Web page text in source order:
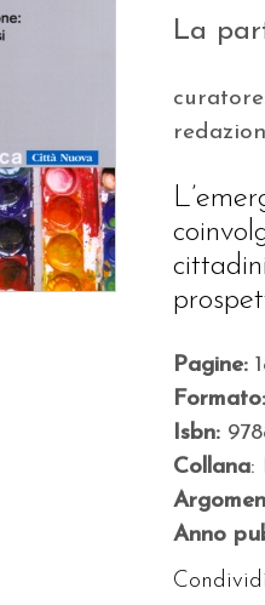
La
Pagine:
Isbn:
Collana:
Anno